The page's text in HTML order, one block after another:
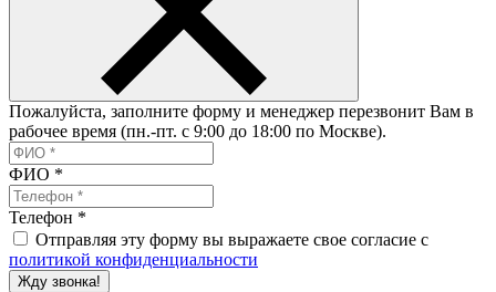
Пожалуйста, заполните форму и менеджер перезвонит Вам в
рабочее время (пн.-пт. с 9:00 до 18:00 по Москве).
ФИО *
Телефон *
Отправляя эту форму вы выражаете свое согласие с
политикой конфиденциальности
Жду звонка!